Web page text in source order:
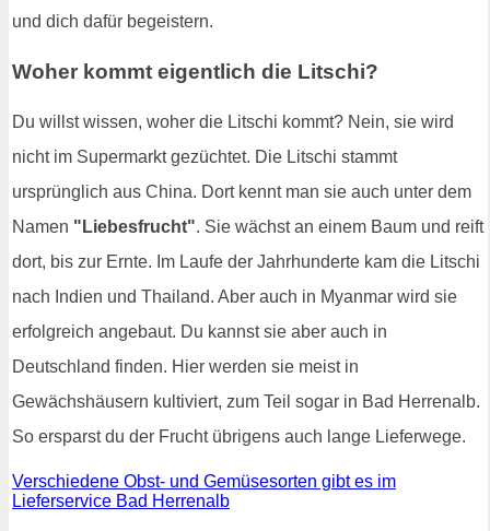
und dich dafür begeistern.
Woher kommt eigentlich die Litschi?
Du willst wissen, woher die Litschi kommt? Nein, sie wird
nicht im Supermarkt gezüchtet. Die Litschi stammt
ursprünglich aus China. Dort kennt man sie auch unter dem
Namen "Liebesfrucht". Sie wächst an einem Baum und reift
dort, bis zur Ernte. Im Laufe der Jahrhunderte kam die Litschi
nach Indien und Thailand. Aber auch in Myanmar wird sie
erfolgreich angebaut. Du kannst sie aber auch in
Deutschland finden. Hier werden sie meist in
Gewächshäusern kultiviert, zum Teil sogar in Bad Herrenalb.
So ersparst du der Frucht übrigens auch lange Lieferwege.
Verschiedene Obst- und Gemüsesorten gibt es im
Lieferservice Bad Herrenalb